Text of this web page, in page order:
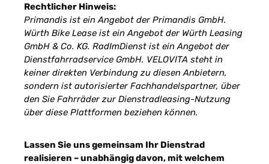
Rechtlicher Hinweis:
Primandis ist ein Angebot der Primandis GmbH.
Würth Bike Lease ist ein Angebot der Würth Leasing
GmbH & Co. KG. RadImDienst ist ein Angebot der
Dienstfahrradservice GmbH. VELOVITA steht in
keiner direkten Verbindung zu diesen Anbietern,
sondern ist autorisierter Fachhandelspartner, über
den Sie Fahrräder zur Dienstradleasing-Nutzung
über diese Plattformen beziehen können.
Lassen Sie uns gemeinsam Ihr Dienstrad
realisieren – unabhängig davon, mit welchem